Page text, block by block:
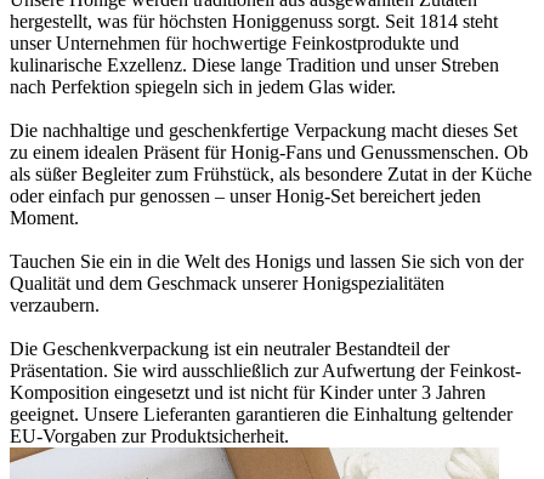
hergestellt, was für höchsten Honiggenuss sorgt. Seit 1814 steht
unser Unternehmen für hochwertige Feinkostprodukte und
kulinarische Exzellenz. Diese lange Tradition und unser Streben
nach Perfektion spiegeln sich in jedem Glas wider.
Die nachhaltige und geschenkfertige Verpackung macht dieses Set
zu einem idealen Präsent für Honig-Fans und Genussmenschen. Ob
als süßer Begleiter zum Frühstück, als besondere Zutat in der Küche
oder einfach pur genossen – unser Honig-Set bereichert jeden
Moment.
Tauchen Sie ein in die Welt des Honigs und lassen Sie sich von der
Qualität und dem Geschmack unserer Honigspezialitäten
verzaubern.
Die Geschenkverpackung ist ein neutraler Bestandteil der
Präsentation. Sie wird ausschließlich zur Aufwertung der Feinkost-
Komposition eingesetzt und ist nicht für Kinder unter 3 Jahren
geeignet. Unsere Lieferanten garantieren die Einhaltung geltender
EU-Vorgaben zur Produktsicherheit.